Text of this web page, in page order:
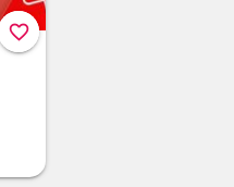
favorite_border